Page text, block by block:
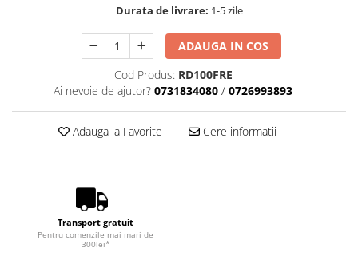
Durata de livrare: 1-5 zile
ADAUGA IN COS
Cod Produs: RD100FRE
Ai nevoie de ajutor? 0731834080 / 0726993893
Adauga la Favorite Cere informatii
Transport gratuit
Pentru comenzile mai mari de
300lei*